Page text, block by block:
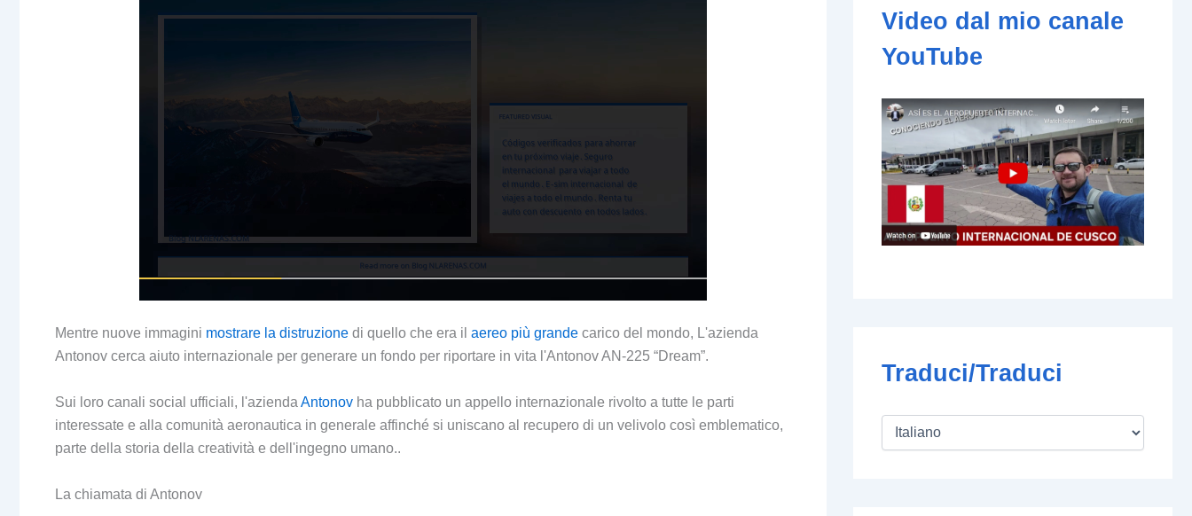
Mentre nuove immagini mostrare la distruzione di quello che era il aereo più grande carico del mondo, L'azienda
Antonov cerca aiuto internazionale per generare un fondo per riportare in vita l'Antonov AN-225 “Dream”.
Sui loro canali social ufficiali, l'azienda Antonov ha pubblicato un appello internazionale rivolto a tutte le parti
interessate e alla comunità aeronautica in generale affinché si uniscano al recupero di un velivolo così emblematico,
parte della storia della creatività e dell'ingegno umano..
La chiamata di Antonov
iVideo dal mio canale
YouTube
Traduci/Traduci